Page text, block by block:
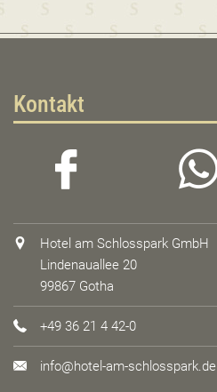
Kontakt
Hotel am Schlosspark GmbH
Lindenauallee 20
99867 Gotha
+49 36 21 4 42-0
info@hotel-am-schlosspark.de